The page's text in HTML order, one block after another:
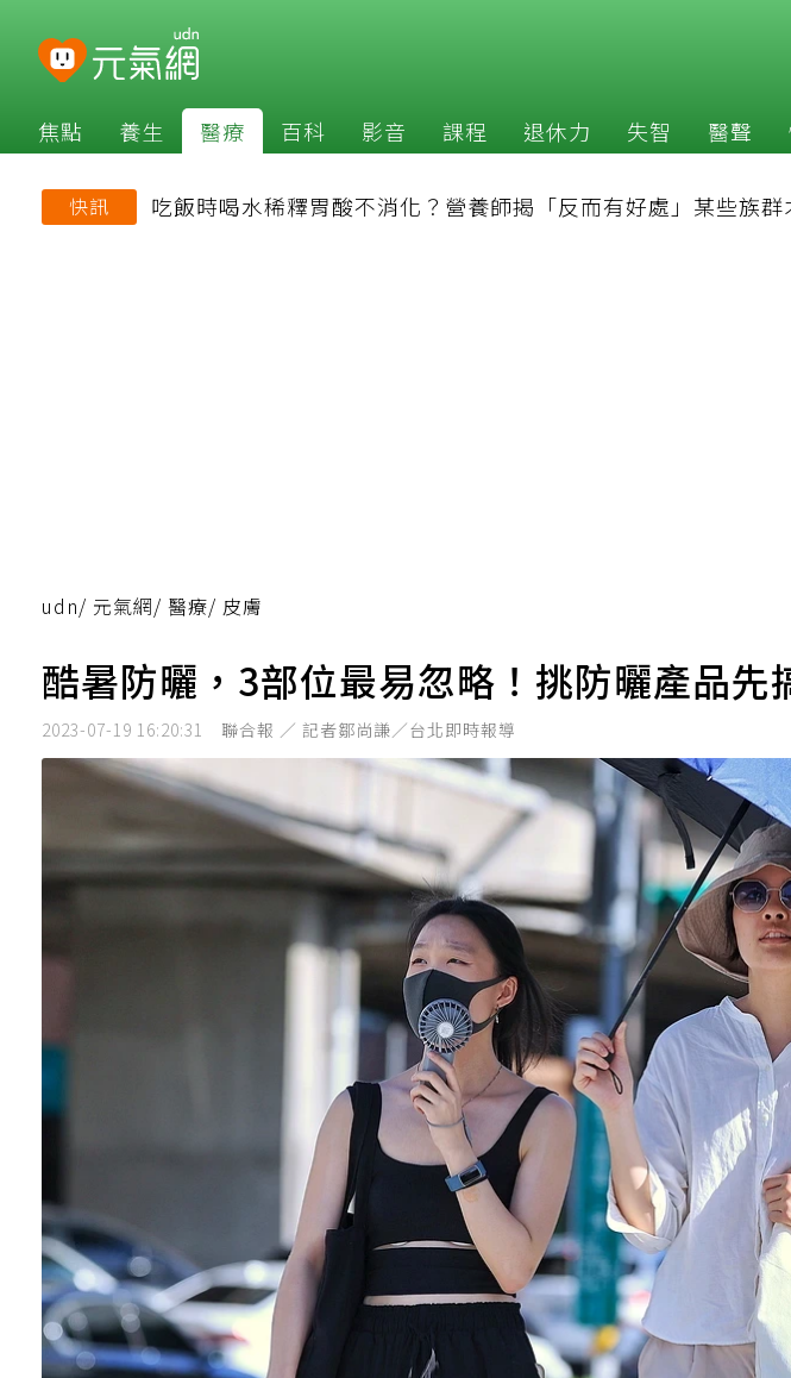
焦點 養生 醫療 百科 影音 課程 退休力 失智 醫聲
快訊 吃飯時喝水稀釋胃酸不消化？營養師揭「反而有好處」某些族群
udn/ 元氣網/ 醫療/ 皮膚
酷暑防曬，3部位最易忽略！挑防曬產品先
2023-07-19 16:20:31 聯合報 ／ 記者鄒尚謙／台北即時報導